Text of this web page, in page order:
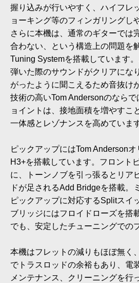
握り込みが行いやすく、ハイフレ
ョーキング等のフィンガリングし
さらに本機は、通常のギターでは
合わない、という構造上の問題を
Tuning Systemを搭載しています
弾いた際のサウンドがクリアにな
がったように聞こえるため音抜け
技術の高いTom Andersonのなら
ョイントは、接地面積を増やすこ
一体感とレゾナンスを高めています
ピックアップにはTom Anderson
H3+を搭載しています。フロント
に、トーンノブを引っ張るとリア
ドが足されるAdd Bridgeを搭載。
ピックアップに対応するSplitスイ
ブリッジにはフロイドローズを搭
でも、安定したチューニングでの
本機はフレットの減りもほぼ無く
でトラスロッドの余裕もあり、電
メンテナンス、クリーニングを行